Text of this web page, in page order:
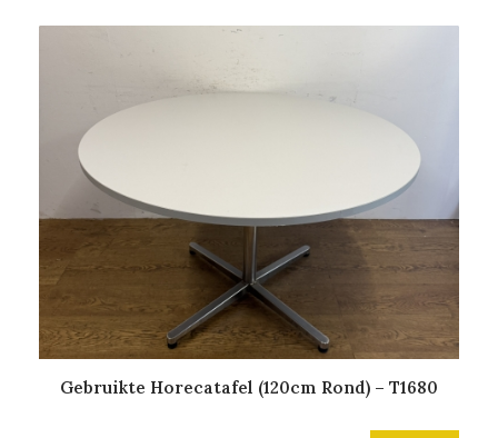
Gebruikte Horecatafel (120cm Rond) – T1680